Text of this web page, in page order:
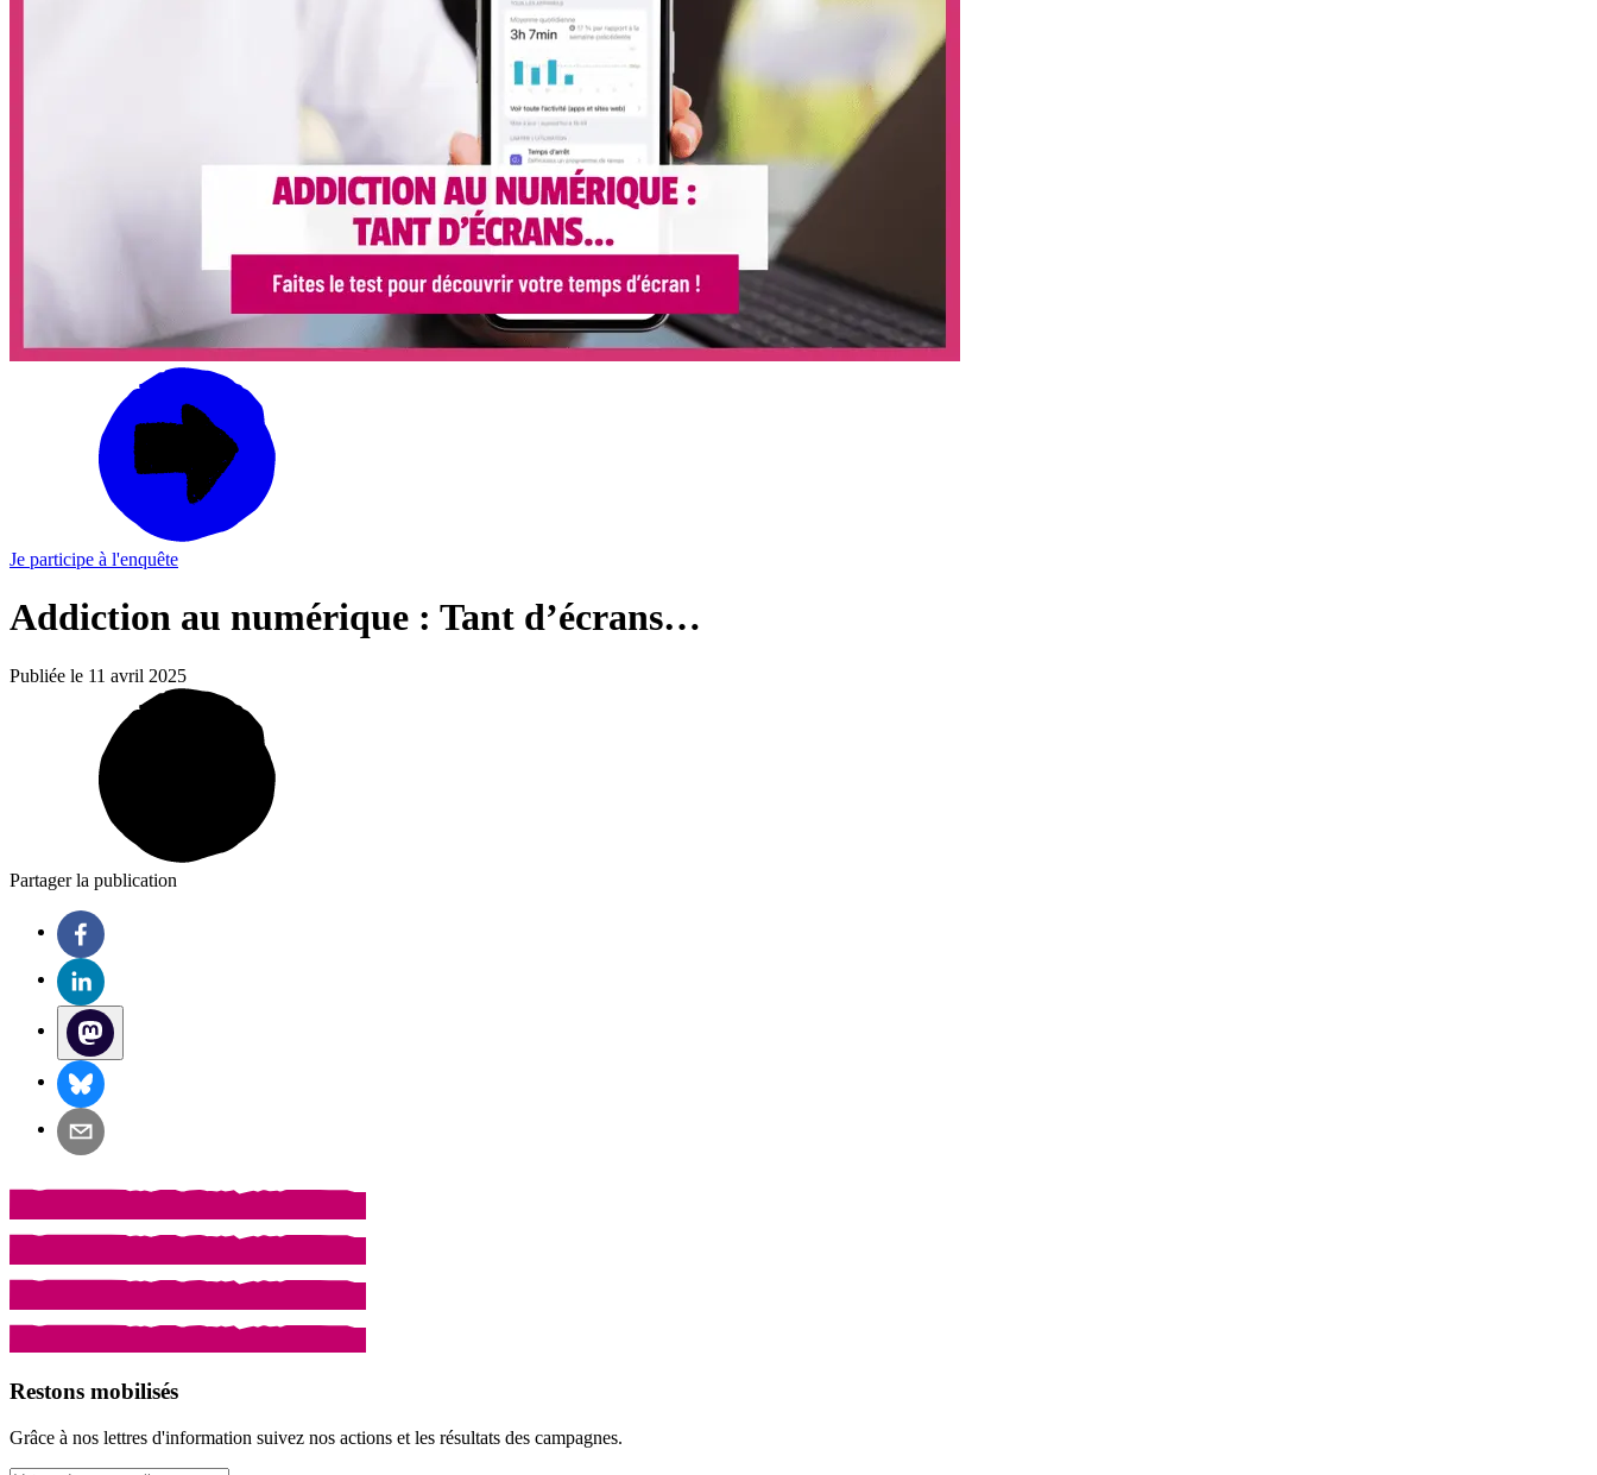
Je participe à l'enquête
Addiction au numérique : Tant d’écrans…
Publiée le 11 avril 2025
Partager la publication
Restons mobilisés
Grâce à nos lettres d'information suivez nos actions et les résultats des campagnes.